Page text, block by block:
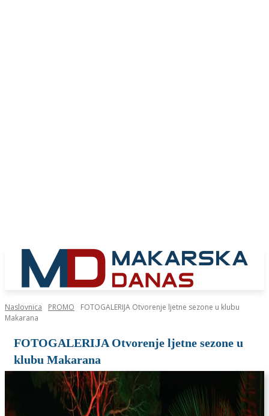
Naslovnica PROMO
FOTOGALERIJA Otvorenje ljetne sezone u klubu
Makarana
FOTOGALERIJA Otvorenje ljetne sezone u
klubu Makarana